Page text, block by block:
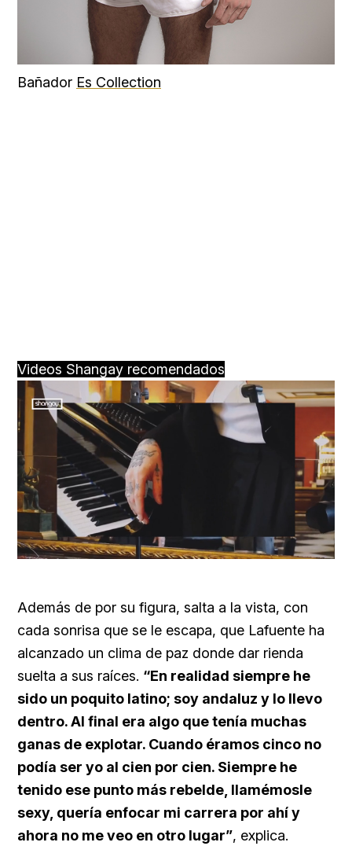
Bañador Es Collection
Videos Shangay recomendados
Unmute Loaded:
59.22%
Además de por su figura, salta a la vista, con
cada sonrisa que se le escapa, que Lafuente ha
alcanzado un clima de paz donde dar rienda
suelta a sus raíces. “En realidad siempre he
sido un poquito latino; soy andaluz y lo llevo
dentro. Al final era algo que tenía muchas
ganas de explotar. Cuando éramos cinco no
podía ser yo al cien por cien. Siempre he
tenido ese punto más rebelde, llamémosle
sexy, quería enfocar mi carrera por ahí y
ahora no me veo en otro lugar”, explica.